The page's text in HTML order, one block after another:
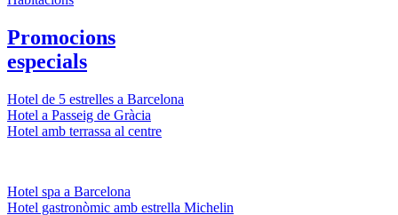
Promocions
especials
Hotel de 5 estrelles a Barcelona
Hotel a Passeig de Gràcia
Hotel amb terrassa al centre
Hotel spa a Barcelona
Hotel gastronòmic amb estrella Michelin